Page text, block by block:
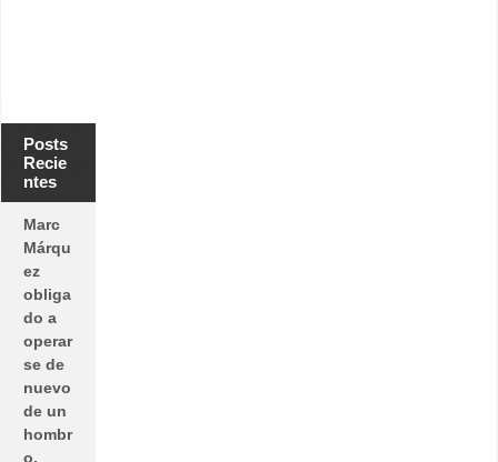
Posts
Recie
ntes
Marc
Márqu
ez
obliga
do a
operar
se de
nuevo
de un
hombr
o.